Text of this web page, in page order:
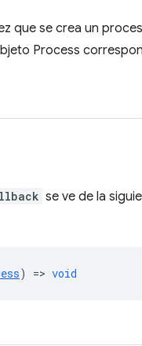
que se crea un
Process
se ve de la
) => void